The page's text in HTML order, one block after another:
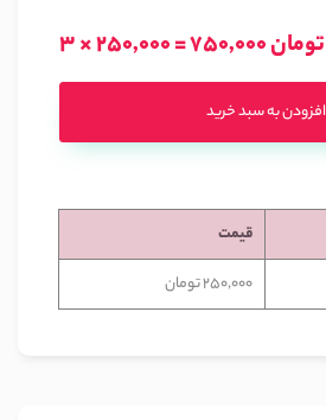
3 × 250,000 = 750,000 تومان
افزودن به سبد خرید
قیمت
250,000 تومان